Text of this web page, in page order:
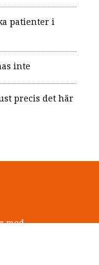
patienter i
inte
precis det här
med